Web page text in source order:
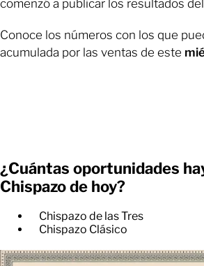
comenzó a publicar los resultados del
Conoce los números con los que
acumulada por las ventas de este
¿Cuántas oportunidades
Chispazo de hoy?
Chispazo de las Tres
Chispazo Clásico